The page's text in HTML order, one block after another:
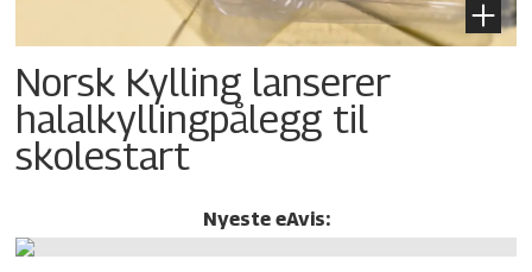
Norsk Kylling lanserer
halalkylling­pålegg til
skolestart
Nyeste eAvis: